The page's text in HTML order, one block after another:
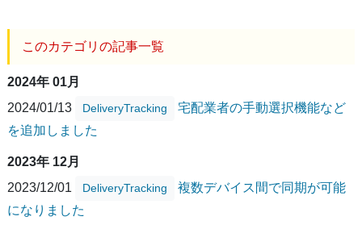
このカテゴリの記事一覧
2024年 01月
2024/01/13
DeliveryTracking
宅配業者の手動選択機能など
を追加しました
2023年 12月
2023/12/01
DeliveryTracking
複数デバイス間で同期が可能
になりました